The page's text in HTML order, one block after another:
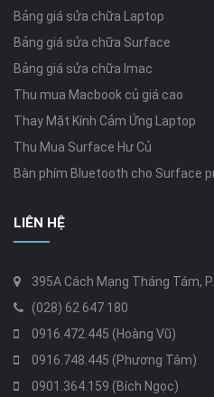
Bảng giá sửa chữa Laptop
Bảng giá sửa chữa Surface
Bảng giá sửa chữa Imac
Thu mua Macbook củ giá cao
Thay Mặt Kính Cảm Ứng Laptop
Thu Mua Surface Hư Củ
Bàn phím Bluetooth cho Surface
LIÊN HỆ
395A Cách Mạng Tháng Tám,
(028) 62 647 180
0916.472.445 (Hoàng Vũ)
0916.748.445 (Phương Tâm)
0901.364.159 (Bích Ngọc)